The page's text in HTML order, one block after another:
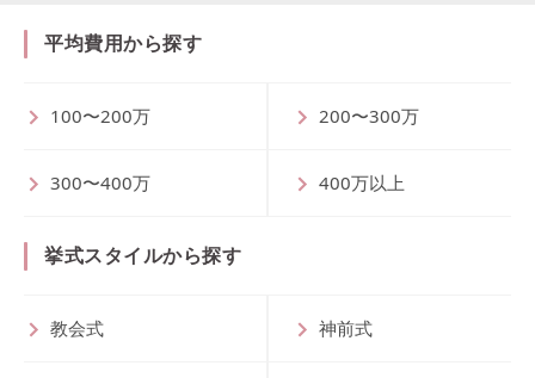
平均費用から探す
100〜200万 200〜300万
300〜400万 400万以上
挙式スタイルから探す
教会式 神前式